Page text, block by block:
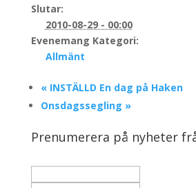
Slutar:
2010-08-29 - 00:00
Evenemang Kategori:
Allmänt
«INSTÄLLD En dag på Haken
Onsdagssegling »
Prenumerera på nyheter